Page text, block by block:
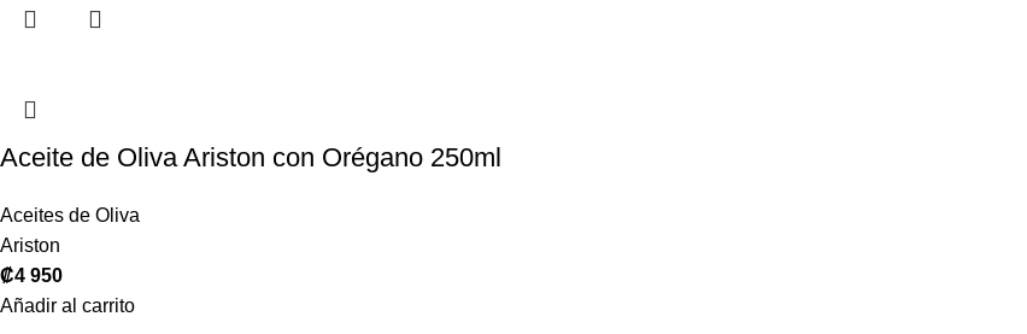
Aceite de Oliva Ariston con Orégano 250ml
Aceites de Oliva
Ariston
₡4 950
Añadir al carrito